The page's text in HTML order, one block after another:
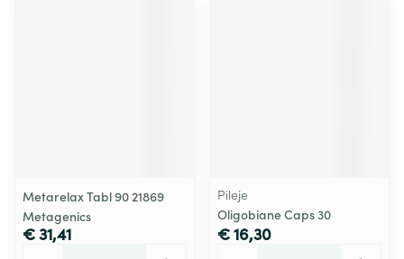
Metarelax Tabl 90 21869
Metagenics
€ 31,41
Pileje
Oligobiane Caps 30
€ 16,30